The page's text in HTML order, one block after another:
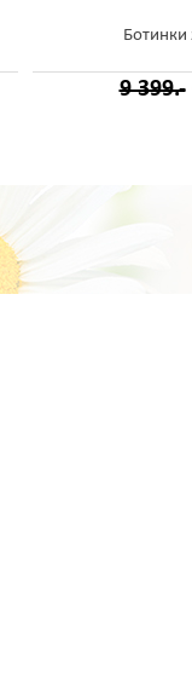
Ботинки
9 399.-